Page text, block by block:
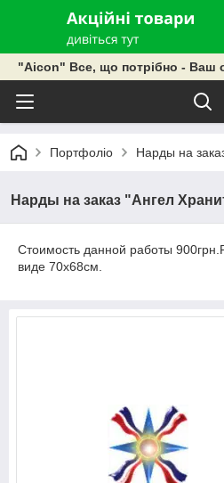
"Aicon" Все, що потрібно - Ваш
Портфоліо Нарды на
Нарды на заказ "Ангел
Стоимость данной работы
виде 70х68см.